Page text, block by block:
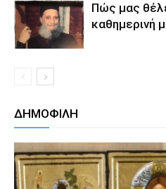
Πώς μας
καθημερινή
ΔΗΜΟΦΙΛΗ